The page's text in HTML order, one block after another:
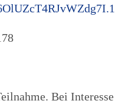
Bei Interesse